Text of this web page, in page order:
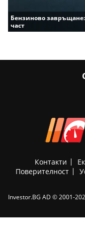
Бензиново
част
Контакти
Поверителност
Investor.BG AD © 2001-